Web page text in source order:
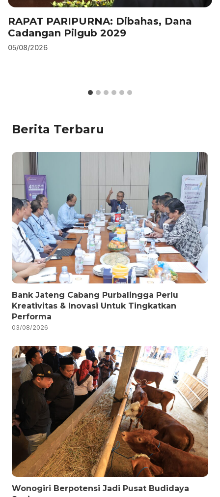
RAPAT PARIPURNA: Dibahas, Dana
Cadangan Pilgub 2029
05/08/2026
Berita Terbaru
Bank Jateng Cabang Purbalingga Perlu
Kreativitas & Inovasi Untuk Tingkatkan
Performa
03/08/2026
Wonogiri Berpotensi Jadi Pusat Budidaya